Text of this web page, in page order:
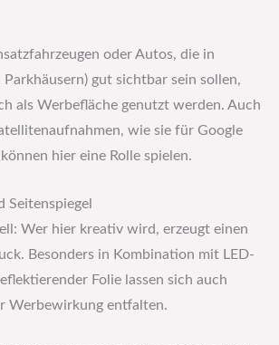
oder Autos, die in
Parkhäusern) gut sichtbar sein sollen,
als Werbefläche genutzt werden. Auch
wie sie für Google
hier eine Rolle spielen.
Seitenspiegel
Wer hier kreativ wird, erzeugt einen
Besonders in Kombination mit LED-
Folie lassen sich auch
Werbewirkung entfalten.